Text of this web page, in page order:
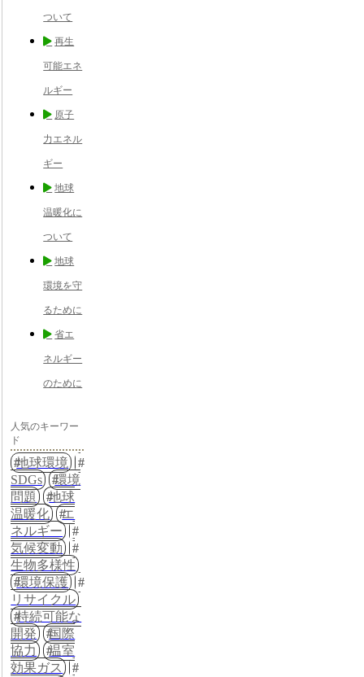
ついて
再生
可能エネ
ルギー
原子
力エネル
ギー
地球
温暖化に
ついて
地球
環境を守
るために
省エ
ネルギー
のために
人気のキーワー
ド
地球環境
SDGs
環境
問題
地球
温暖化
エ
ネルギー
気候変動
生物多様性
環境保護
リサイクル
持続可能な
開発
国際
協力
温室
効果ガス